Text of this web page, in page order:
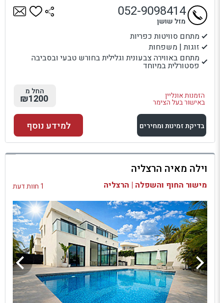
מתחם סוויטות כפריות
זוגות | משפחות
מתחם באווירה צבעונית וגלילית בחורש טבעי ובסביבה
פסטורלית במיוחד
הזמנות אונליין
באישור בעל הצימר
052-9098414
מזל שושן
החל מ
₪1200
בדיקת זמינות ומחירים
למתחם זה
בדיקת זמינות ומחירים
למידע נוסף
וילה מאיה הרצליה
מישור החוף והשפלה | הרצליה 1 חוות דעת